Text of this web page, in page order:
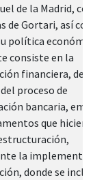
de la Madrid,
de Gortari, así
política
consiste en la
financiera, de
proceso de
bancaria,
que
la
donde se